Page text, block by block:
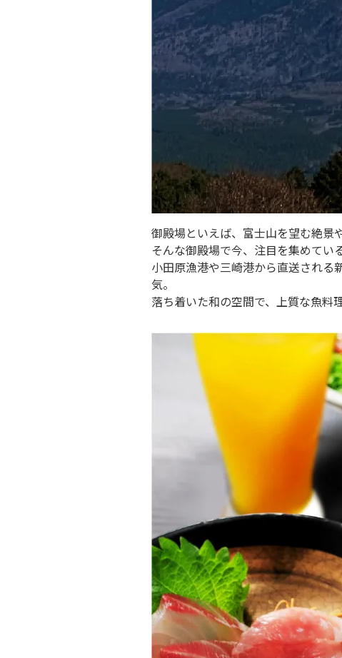
御殿場といえば、富士山を望む絶景
そんな御殿場で今、注目を集めてい
小田原漁港や三崎港から直送される
気。
落ち着いた和の空間で、上質な魚料